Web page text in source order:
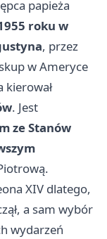
papieża
roku w
, przez
w Ameryce
kierował
. Jest
ze Stanów
XIV dlatego,
a sam wybór
wydarzeń